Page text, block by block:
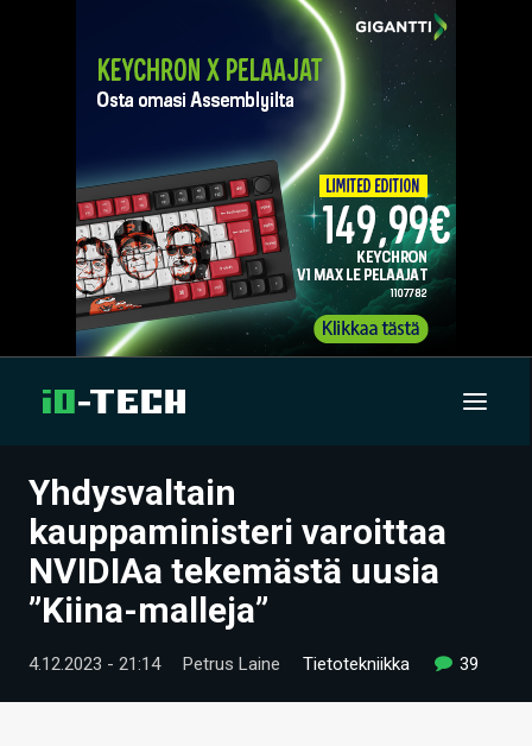
UUTISET
ARTIKKELIT
VIDEOT
TECHBBS
Yhdysvaltain
kauppaministeri varoittaa
NVIDIAa tekemästä uusia
”Kiina-malleja”
4.12.2023 - 21:14 Petrus Laine Tietotekniikka 39